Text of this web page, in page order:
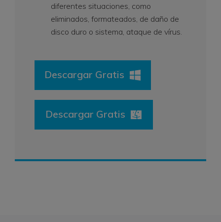
diferentes situaciones, como
eliminados, formateados, de daño de
disco duro o sistema, ataque de vírus.
Descargar Gratis
Descargar Gratis